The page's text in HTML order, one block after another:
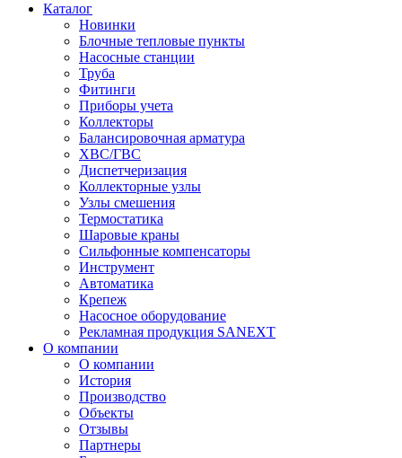
Каталог
Новинки
Блочные тепловые пункты
Насосные станции
Труба
Фитинги
Приборы учета
Коллекторы
Балансировочная арматура
ХВС/ГВС
Диспетчеризация
Коллекторные узлы
Узлы смешения
Термостатика
Шаровые краны
Сильфонные компенсаторы
Инструмент
Автоматика
Крепеж
Насосное оборудование
Рекламная продукция SANEXT
О компании
О компании
История
Производство
Объекты
Отзывы
Партнеры